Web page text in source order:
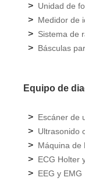
> Unidad de
> Medidor de
> Sistema de
> Básculas
Equipo de
> Escáner de
> Ultrasonido
> Máquina de
> ECG Holter
> EEG y EMG